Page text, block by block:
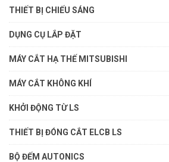
THIẾT BỊ CHIẾU SÁNG
DỤNG CỤ LẮP ĐẶT
MÁY CẮT HẠ THẾ MITSUBISHI
MÁY CẮT KHÔNG KHÍ
KHỞI ĐỘNG TỪ LS
THIẾT BỊ ĐÓNG CẮT ELCB LS
BỘ ĐẾM AUTONICS